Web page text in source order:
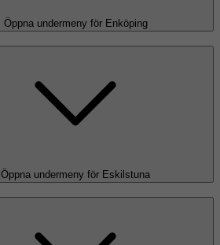
Öppna undermeny för Enköping
Öppna undermeny för Eskilstuna